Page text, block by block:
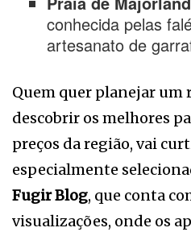
conhecida pelas
artesanato de
Quem quer planejar um
descobrir os melhores
preços da região, vai
especialmente
Fugir Blog, que conta
visualizações, onde os